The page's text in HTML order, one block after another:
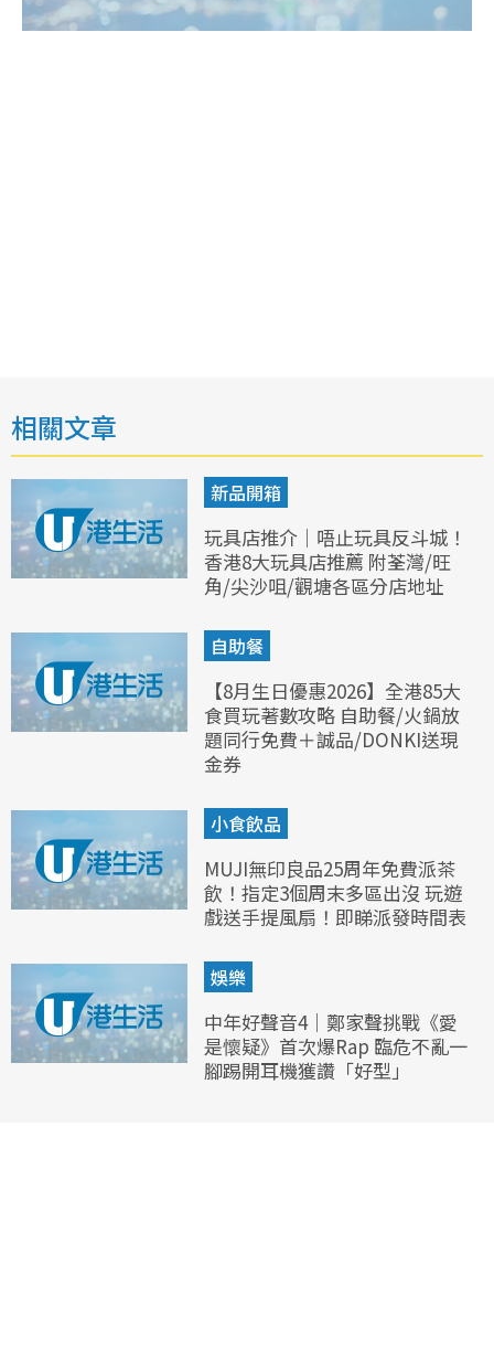
相關文章
新品開箱
玩具店推介｜唔止玩具反斗城！
香港8大玩具店推薦 附荃灣/旺
角/尖沙咀/觀塘各區分店地址
自助餐
【8月生日優惠2026】全港85大
食買玩著數攻略 自助餐/火鍋放
題同行免費＋誠品/DONKI送現
金券
小食飲品
MUJI無印良品25周年免費派茶
飲！指定3個周末多區出沒 玩遊
戲送手提風扇！即睇派發時間表
娛樂
中年好聲音4｜鄭家聲挑戰《愛
是懷疑》首次爆Rap 臨危不亂一
腳踢開耳機獲讚「好型」